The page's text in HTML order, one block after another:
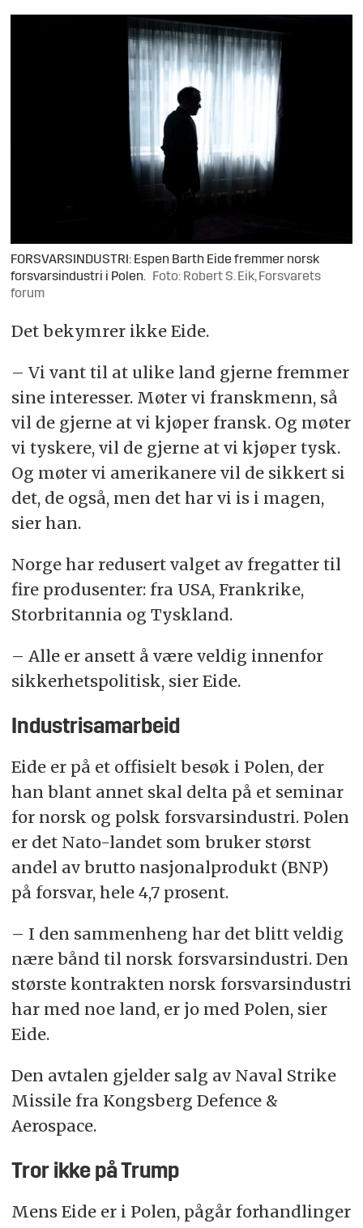
FORSVARSINDUSTRI: Espen Barth Eide fremmer norsk
forsvarsindustri i Polen.
Foto: Robert S. Eik, Forsvarets
forum
Det bekymrer ikke Eide.
– Vi vant til at ulike land gjerne fremmer
sine interesser. Møter vi franskmenn, så
vil de gjerne at vi kjøper fransk. Og møter
vi tyskere, vil de gjerne at vi kjøper tysk.
Og møter vi amerikanere vil de sikkert si
det, de også, men det har vi is i magen,
sier han.
Norge har redusert valget av fregatter til
fire produsenter: fra USA, Frankrike,
Storbritannia og Tyskland.
– Alle er ansett å være veldig innenfor
sikkerhetspolitisk, sier Eide.
Industrisamarbeid
Eide er på et offisielt besøk i Polen, der
han blant annet skal delta på et seminar
for norsk og polsk forsvarsindustri. Polen
er det Nato-landet som bruker størst
andel av brutto nasjonalprodukt (BNP)
på forsvar, hele 4,7 prosent.
– I den sammenheng har det blitt veldig
nære bånd til norsk forsvarsindustri. Den
største kontrakten norsk forsvarsindustri
har med noe land, er jo med Polen, sier
Eide.
Den avtalen gjelder salg av Naval Strike
Missile fra Kongsberg Defence &
Aerospace.
Tror ikke på Trump
Mens Eide er i Polen, pågår forhandlinger